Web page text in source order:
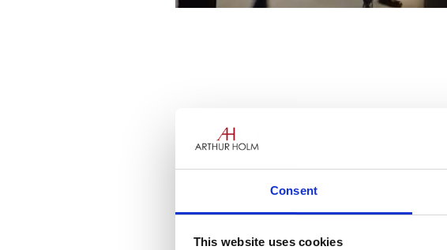
Consent
This website uses cookies